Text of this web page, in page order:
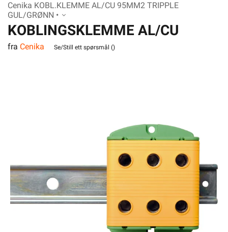
Cenika KOBL.KLEMME AL/CU 95MM2 TRIPPLE
GUL/GRØNN •
KOBLINGSKLEMME AL/CU
95MM2 TRIPPLE GUL/GRØNN
fra Cenika Se/Still ett spørsmål ()